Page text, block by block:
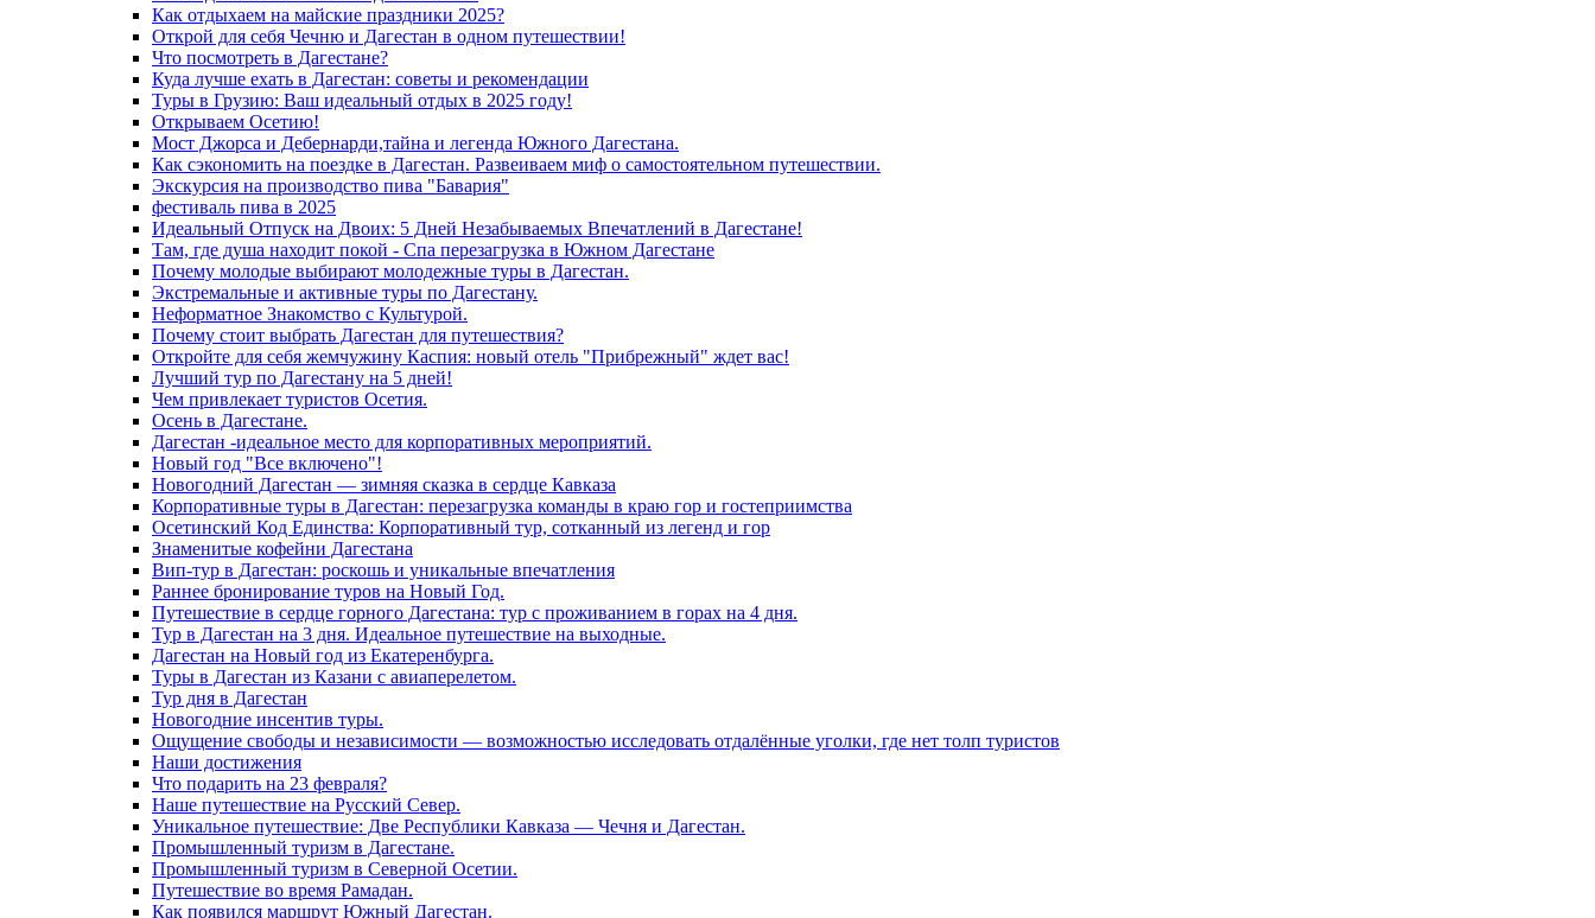
Как отдыхаем на майские праздники 2025?
Открой для себя Чечню и Дагестан в одном путешествии!
Что посмотреть в Дагестане?
Куда лучше ехать в Дагестан: советы и рекомендации
Туры в Грузию: Ваш идеальный отдых в 2025 году!
Открываем Осетию!
Мост Джорса и Дебернарди,тайна и легенда Южного Дагестана.
Как сэкономить на поездке в Дагестан. Развеиваем миф о самостоятельном путешествии.
Экскурсия на производство пива "Бавария"
фестиваль пива в 2025
Идеальный Отпуск на Двоих: 5 Дней Незабываемых Впечатлений в Дагестане!
Там, где душа находит покой - Спа перезагрузка в Южном Дагестане
Почему молодые выбирают молодежные туры в Дагестан.
Экстремальные и активные туры по Дагестану.
Неформатное Знакомство с Культурой.
Почему стоит выбрать Дагестан для путешествия?
Откройте для себя жемчужину Каспия: новый отель "Прибрежный" ждет вас!
Лучший тур по Дагестану на 5 дней!
Чем привлекает туристов Осетия.
Осень в Дагестане.
Дагестан -идеальное место для корпоративных мероприятий.
Новый год "Все включено"!
Новогодний Дагестан — зимняя сказка в сердце Кавказа
Корпоративные туры в Дагестан: перезагрузка команды в краю гор и гостеприимства
Осетинский Код Единства: Корпоративный тур, сотканный из легенд и гор
Знаменитые кофейни Дагестана
Вип-тур в Дагестан: роскошь и уникальные впечатления
Раннее бронирование туров на Новый Год.
Путешествие в сердце горного Дагестана: тур с проживанием в горах на 4 дня.
Тур в Дагестан на 3 дня. Идеальное путешествие на выходные.
Дагестан на Новый год из Екатеренбурга.
Туры в Дагестан из Казани с авиаперелетом.
Тур дня в Дагестан
Новогодние инсентив туры.
Ощущение свободы и независимости — возможностью исследовать отдалённые уголки, где нет толп туристов
Наши достижения
Что подарить на 23 февраля?
Наше путешествие на Русский Север.
Уникальное путешествие: Две Республики Кавказа — Чечня и Дагестан.
Промышленный туризм в Дагестане.
Промышленный туризм в Северной Осетии.
Путешествие во время Рамадан.
Как появился маршрут Южный Дагестан.